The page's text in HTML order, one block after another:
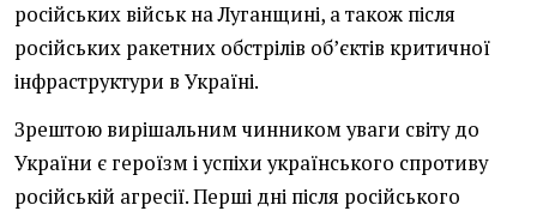
російських військ на Луганщині, а також після
російських ракетних обстрілів об’єктів критичної
інфраструктури в Україні.
Зрештою вирішальним чинником уваги світу до
України є героїзм і успіхи українського спротиву
російській агресії. Перші дні після російського